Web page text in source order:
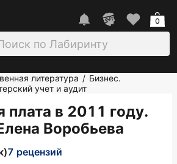
0
литература / Бизнес.
учет и аудит
плата в 2011 году.
Воробьева
7 рецензий